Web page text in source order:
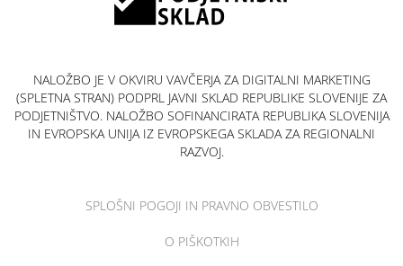
NALOŽBO JE V OKVIRU VAVČERJA ZA DIGITALNI MARKETING
(SPLETNA STRAN) PODPRL JAVNI SKLAD REPUBLIKE SLOVENIJE ZA
PODJETNIŠTVO. NALOŽBO SOFINANCIRATA REPUBLIKA SLOVENIJA
IN EVROPSKA UNIJA IZ EVROPSKEGA SKLADA ZA REGIONALNI
RAZVOJ.
SPLOŠNI POGOJI IN PRAVNO OBVESTILO
O PIŠKOTKIH